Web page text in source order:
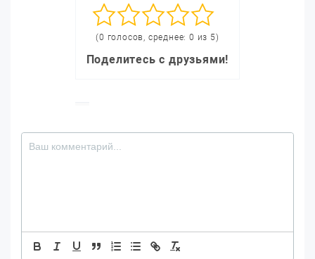
(0 голосов, среднее: 0 из 5)
Поделитесь с друзьями!